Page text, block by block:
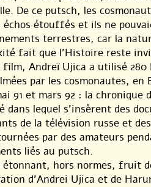
De ce putsch, les
échos étouffés et ils ne
terrestres, car la
fait que l’Histoire reste
film, Andreï Ujica a utilisé 280
par les cosmonautes, en
91 et mars 92 : la chronique
dans lequel s’insèrent des
de la télévision russe et
par des amateurs
liés au putsch.
hors normes, fruit
d’Andrei Ujica et de